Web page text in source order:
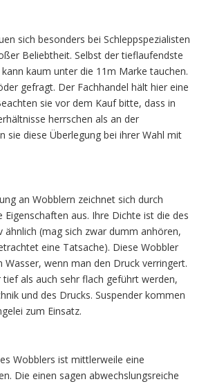
sich besonders bei Schleppspezialisten
Beliebtheit. Selbst der tieflaufendste
kaum unter die 11m Marke tauchen.
gefragt. Der Fachhandel hält hier eine
sie vor dem Kauf bitte, dass in
herrschen als an der
sie diese Überlegung bei ihrer Wahl mit
an Wobblern zeichnet sich durch
Eigenschaften aus. Ihre Dichte ist die des
ähnlich (mag sich zwar dumm anhören,
eine Tatsache). Diese Wobbler
Wasser, wenn man den Druck verringert.
als auch sehr flach geführt werden,
und des Drucks. Suspender kommen
zum Einsatz.
Wobblers ist mittlerweile eine
Die einen sagen abwechslungsreiche